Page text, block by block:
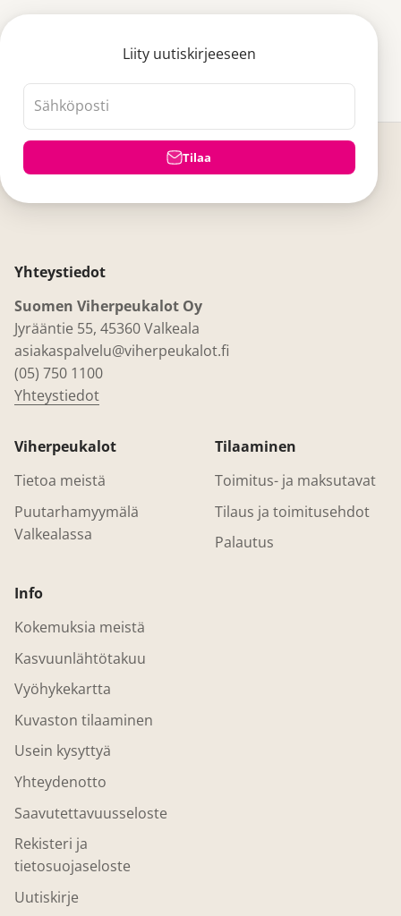
Liity uutiskirjeeseen
Sähköposti
Tilaa
Yhteystiedot
Suomen Viherpeukalot Oy
Jyrääntie 55, 45360 Valkeala
asiakaspalvelu@viherpeukalot.fi
(05) 750 1100
Yhteystiedot
Viherpeukalot
Tietoa meistä
Puutarhamyymälä
Valkealassa
Tilaaminen
Toimitus- ja maksutavat
Tilaus ja toimitusehdot
Palautus
Info
Kokemuksia meistä
Kasvuunlähtötakuu
Vyöhykekartta
Kuvaston tilaaminen
Usein kysyttyä
Yhteydenotto
Saavutettavuusseloste
Rekisteri ja
tietosuojaseloste
Uutiskirje